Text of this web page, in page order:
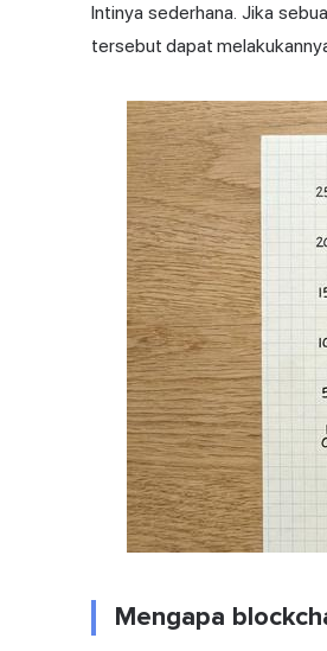
Intinya sederhana. Jika
tersebut dapat
Mengapa